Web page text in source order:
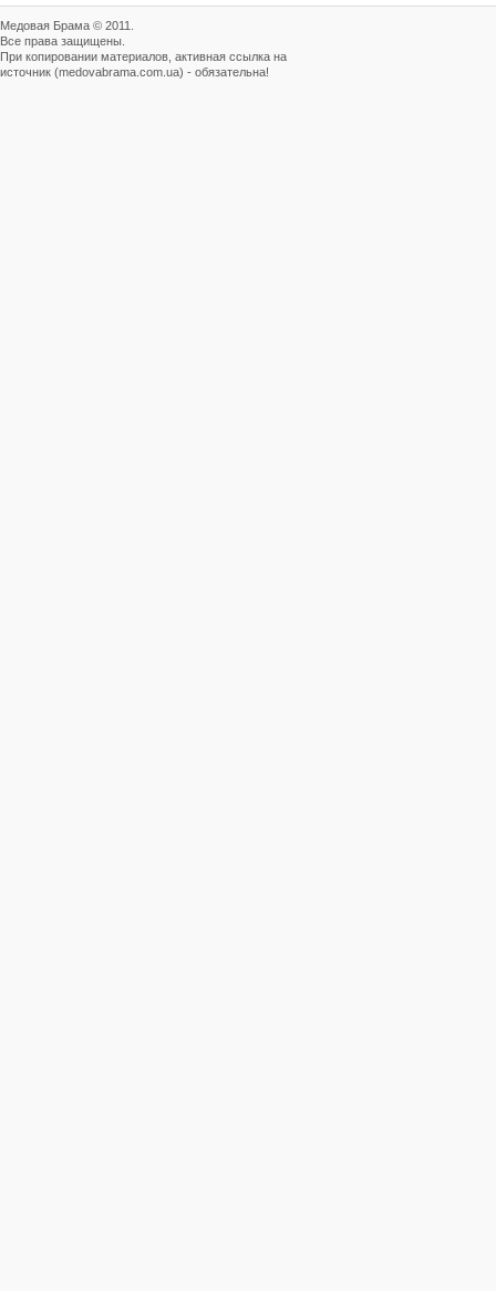
Медовая Брама © 2011.
Все права защищены.
При копировании материалов, активная ссылка на
источник (medovabrama.com.ua) - обязательна!